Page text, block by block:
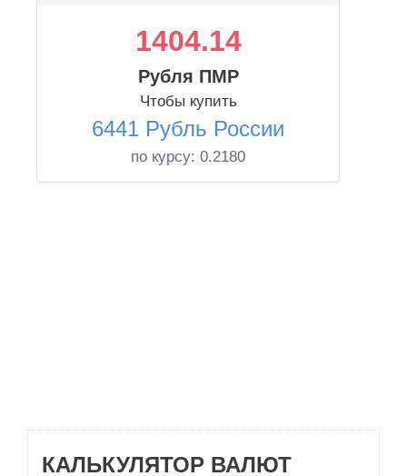
1404.14
Рубля ПМР
Чтобы купить
6441 Рубль России
по курсу: 0.2180
КАЛЬКУЛЯТОР ВАЛЮТ